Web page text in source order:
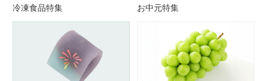
冷凍食品特集
お中元特集